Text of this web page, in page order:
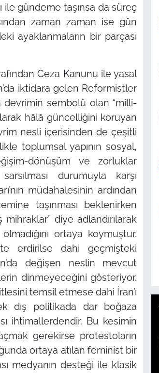
ile gündeme taşınsa da süreç
zaman zaman ise gün
ayaklanmaların bir parçası
Ceza Kanunu ile yasal
iktidara gelen Reformistler
devrimin sembolü olan “milli-
hâlâ güncelliğini koruyan
nesli içerisinden de çeşitli
toplumsal yapının sosyal,
dönüşüm ve zorluklar
durumuyla karşı
müdahalesinin ardından
taşınması beklenirken
mihraklar” diye adlandırılarak
ortaya koymuştur.
erdirilse dahi geçmişteki
değişen neslin mevcut
dinmeyeceğini gösteriyor.
temsil etmese dahi İran’ı
dış politikada dar boğaza
ihtimallerdendir. Bu kesimin
gerekirse protestoların
ortaya atılan feminist bir
medyanın desteği ile klasik